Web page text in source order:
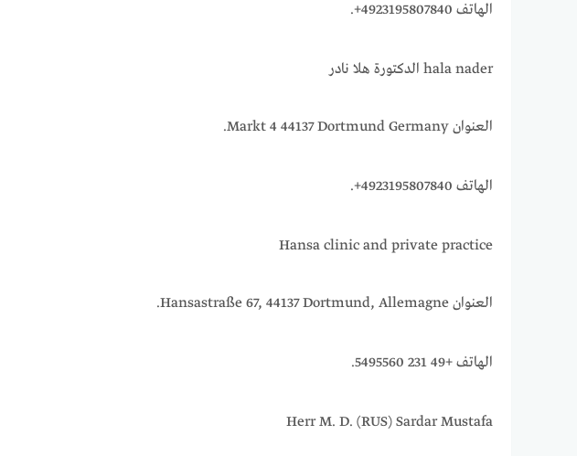
الهاتف 4923195807840+.
hala nader الدكتورة هلا نادر
العنوان Markt 4 44137 Dortmund Germany.
الهاتف 4923195807840+.
Hansa clinic and private practice
العنوان Hansastraße 67, 44137 Dortmund, Allemagne.
الهاتف +49 231 5495560.
Herr M. D. (RUS) Sardar Mustafa